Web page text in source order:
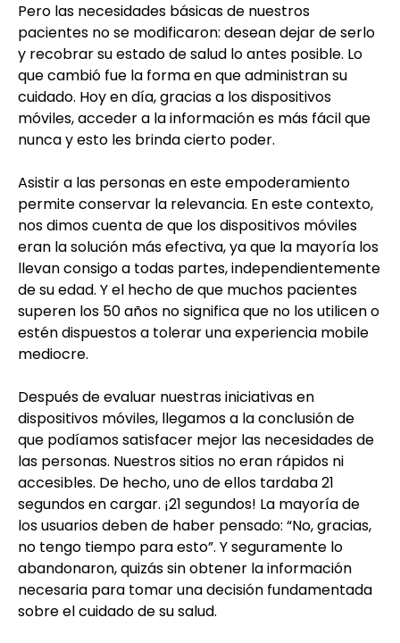
Pero las necesidades básicas de nuestros
pacientes no se modificaron: desean dejar de serlo
y recobrar su estado de salud lo antes posible. Lo
que cambió fue la forma en que administran su
cuidado. Hoy en día, gracias a los dispositivos
móviles, acceder a la información es más fácil que
nunca y esto les brinda cierto poder.
Asistir a las personas en este empoderamiento
permite conservar la relevancia. En este contexto,
nos dimos cuenta de que los dispositivos móviles
eran la solución más efectiva, ya que la mayoría los
llevan consigo a todas partes, independientemente
de su edad. Y el hecho de que muchos pacientes
superen los 50 años no significa que no los utilicen o
estén dispuestos a tolerar una experiencia mobile
mediocre.
Después de evaluar nuestras iniciativas en
dispositivos móviles, llegamos a la conclusión de
que podíamos satisfacer mejor las necesidades de
las personas. Nuestros sitios no eran rápidos ni
accesibles. De hecho, uno de ellos tardaba 21
segundos en cargar. ¡21 segundos! La mayoría de
los usuarios deben de haber pensado: “No, gracias,
no tengo tiempo para esto”. Y seguramente lo
abandonaron, quizás sin obtener la información
necesaria para tomar una decisión fundamentada
sobre el cuidado de su salud.